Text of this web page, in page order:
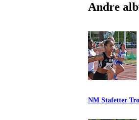
Andre
NM Stafetter